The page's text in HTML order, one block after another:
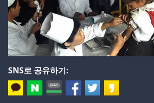
SNS로 공유하기: